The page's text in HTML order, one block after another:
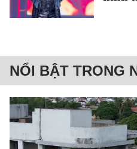
NỔI BẬT TRONG